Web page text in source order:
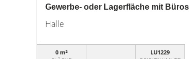
Gewerbe- oder Lagerfläche mit
Halle
0 m²
LU1229